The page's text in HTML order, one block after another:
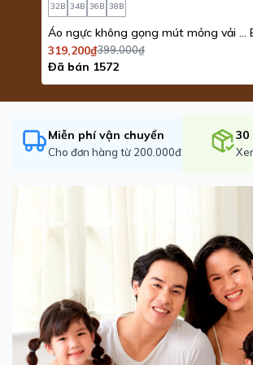
32B 34B 36B 38B
Áo ngực không gọng mút mỏng vải thoáng khí Tshirt iBasic
319,200₫399,000₫
Đã bán 1572
Miễn phí vận chuyển
Cho đơn hàng từ 200.000đ
30